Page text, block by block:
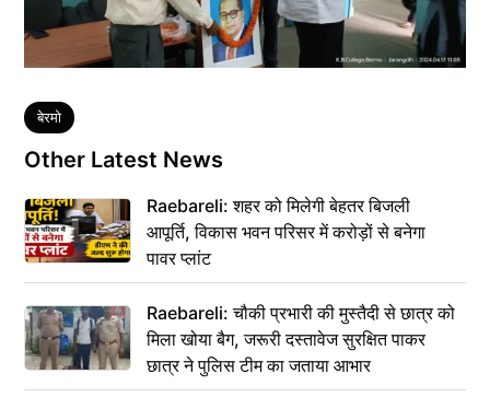
Tags
बेरमो
Other Latest News
Raebareli: शहर को मिलेगी बेहतर बिजली
आपूर्ति, विकास भवन परिसर में करोड़ों से बनेगा
पावर प्लांट
Raebareli: चौकी प्रभारी की मुस्तैदी से छात्र को
मिला खोया बैग, जरूरी दस्तावेज सुरक्षित पाकर
छात्र ने पुलिस टीम का जताया आभार